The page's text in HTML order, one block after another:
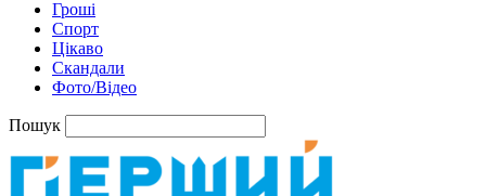
Гроші
Спорт
Цікаво
Скандали
Фото/Відео
Пошук